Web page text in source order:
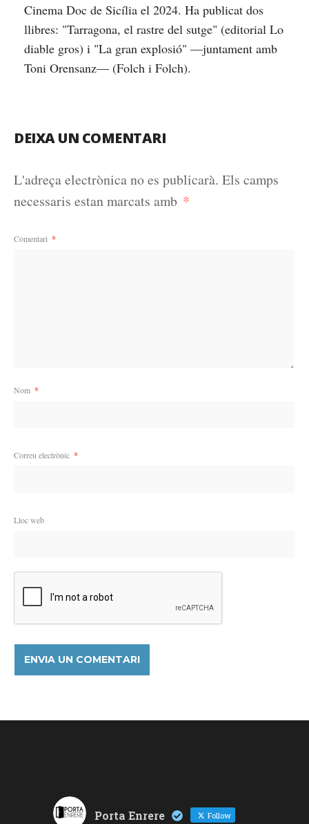
Cinema Doc de Sicília el 2024. Ha publicat dos
llibres: "Tarragona, el rastre del sutge" (editorial Lo
diable gros) i "La gran explosió" —juntament amb
Toni Orensanz— (Folch i Folch).
DEIXA UN COMENTARI
L'adreça electrònica no es publicarà. Els camps
necessaris estan marcats amb *
Comentari *
Nom *
Correu electrònic *
Lloc web
Porta Enrere Follow